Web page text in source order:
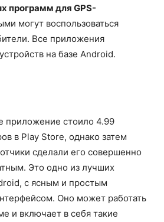
программ для GPS-
могут воспользоваться
Все приложения
на базе Android.
приложение стоило 4.99
в Play Store, однако затем
сделали его совершенно
Это одно из лучших
с ясным и простым
Оно может работать
и включает в себя такие